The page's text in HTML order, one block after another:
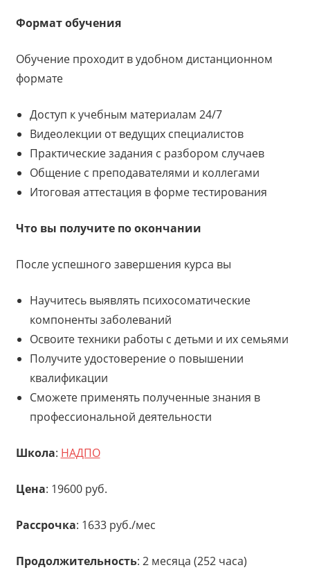
Формат обучения
Обучение проходит в удобном дистанционном
формате
Доступ к учебным материалам 24/7
Видеолекции от ведущих специалистов
Практические задания с разбором случаев
Общение с преподавателями и коллегами
Итоговая аттестация в форме тестирования
Что вы получите по окончании
После успешного завершения курса вы
Научитесь выявлять психосоматические
компоненты заболеваний
Освоите техники работы с детьми и их семьями
Получите удостоверение о повышении
квалификации
Сможете применять полученные знания в
профессиональной деятельности
Школа: НАДПО
Цена: 19600 руб.
Рассрочка: 1633 руб./мес
Продолжительность: 2 месяца (252 часа)